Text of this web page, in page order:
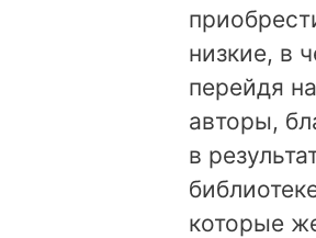
низкие, в
перейдя
авторы,
в
которые